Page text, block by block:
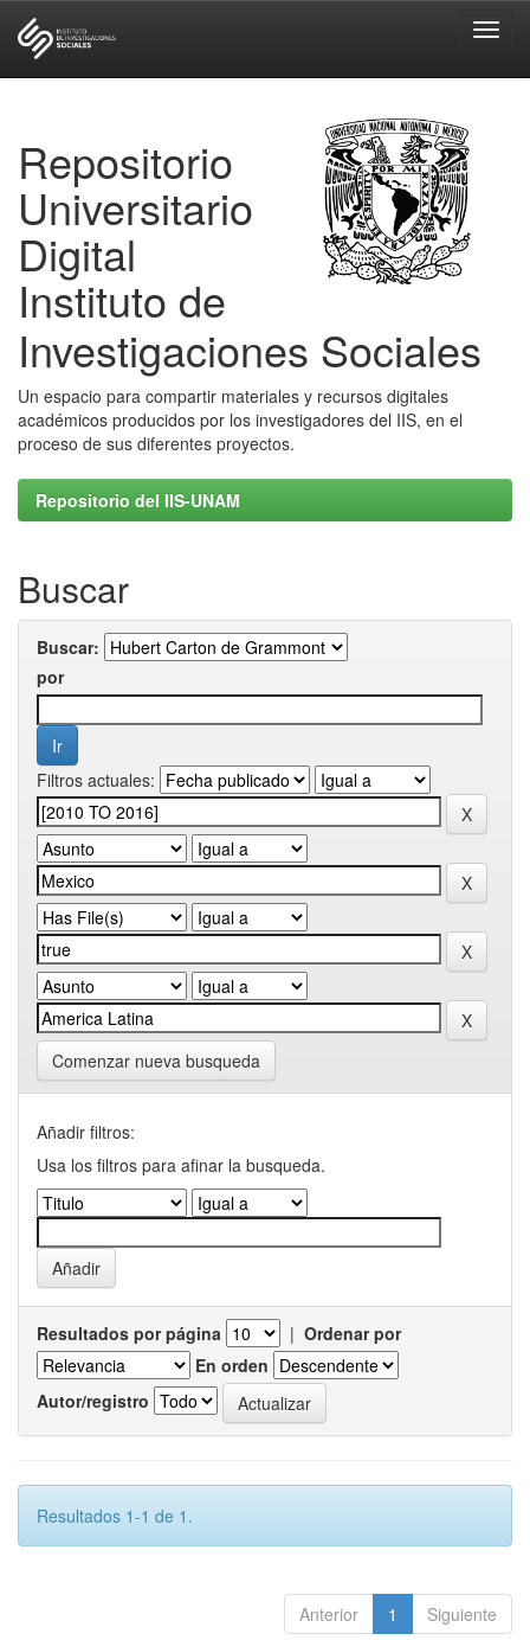
Repositorio
Universitario
Digital
Instituto de
Investigaciones Sociales
Un espacio para compartir materiales y recursos digitales
académicos producidos por los investigadores del IIS, en el
proceso de sus diferentes proyectos.
Repositorio del IIS-UNAM
Buscar
Buscar:
por
Filtros actuales:
Comenzar nueva busqueda
Añadir filtros:
Usa los filtros para afinar la busqueda.
Resultados por página | Ordenar por
En orden
Autor/registro
Resultados 1-1 de 1.
Anterior 1 Siguiente